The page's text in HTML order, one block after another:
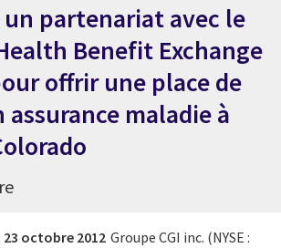
un partenariat avec le
Benefit Exchange
offrir une place de
assurance maladie à
23 octobre 2012 Groupe CGI inc. (NYSE :